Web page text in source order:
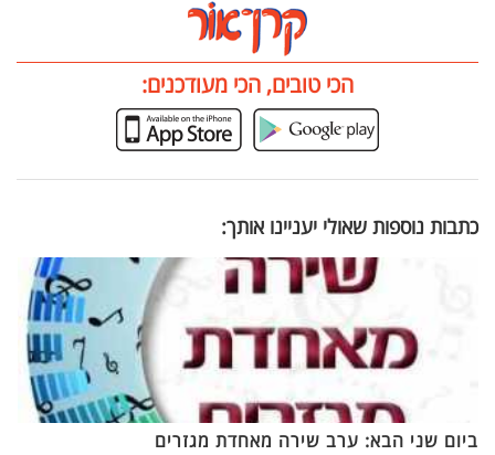
הכי טובים, הכי מעודכנים:
כתבות נוספות שאולי יעניינו אותך:
ביום שני הבא: ערב שירה מאחדת מגזרים